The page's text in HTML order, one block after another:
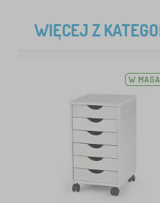
WIĘCEJ Z
W